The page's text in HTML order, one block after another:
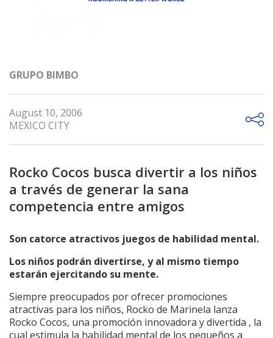
GRUPO BIMBO
August 10, 2006
MEXICO CITY
Rocko Cocos busca divertir a los niños
a través de generar la sana
competencia entre amigos
Son catorce atractivos juegos de habilidad mental.
Los niños podrán divertirse, y al mismo tiempo
estarán ejercitando su mente.
Siempre preocupados por ofrecer promociones
atractivas para los niños, Rocko de Marinela lanza
Rocko Cocos, una promoción innovadora y divertida , la
cual estimula la habilidad mental de los pequeños a